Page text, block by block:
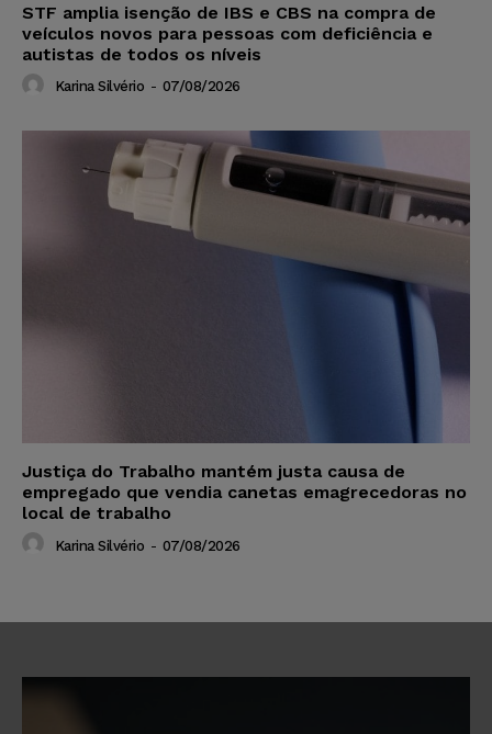
STF amplia isenção de IBS e CBS na compra de
veículos novos para pessoas com deficiência e
autistas de todos os níveis
Karina Silvério - 07/08/2026
Justiça do Trabalho mantém justa causa de
empregado que vendia canetas emagrecedoras no
local de trabalho
Karina Silvério - 07/08/2026